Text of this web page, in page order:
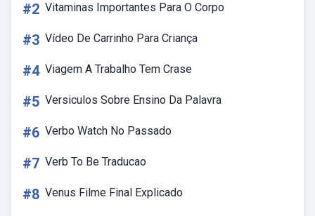
#2 Vitaminas Importantes Para O Corpo
#3 Vídeo De Carrinho Para Criança
#4 Viagem A Trabalho Tem Crase
#5 Versiculos Sobre Ensino Da Palavra
#6 Verbo Watch No Passado
#7 Verb To Be Traducao
#8 Venus Filme Final Explicado